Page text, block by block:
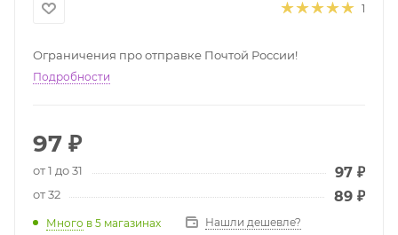
1
Ограничения про отправке Почтой России!
Подробности
97 ₽
от 1 до 31 97 ₽
от 32 89 ₽
Много в 5 магазинах Нашли дешевле?